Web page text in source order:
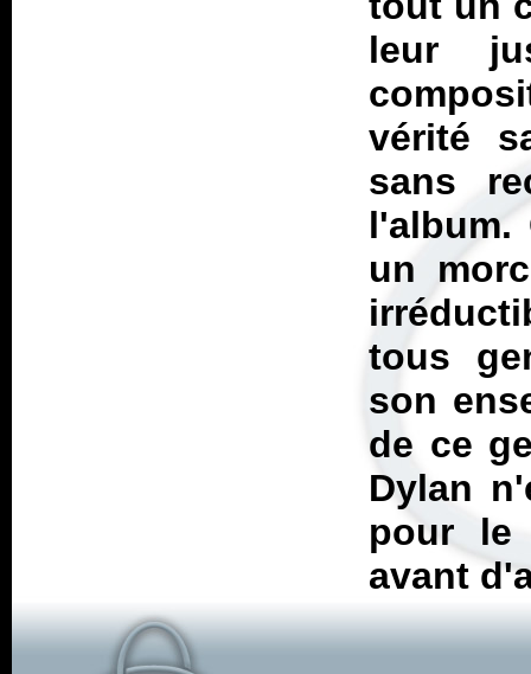
leur
vérité
sans
l'album.
un
tous
son
de ce
Dylan
pour le
avant